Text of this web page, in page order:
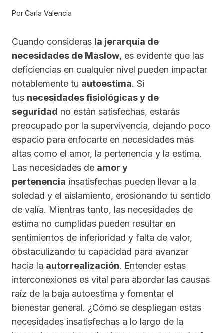
PorCarla Valencia
Cuando consideras la jerarquía de
necesidades de Maslow, es evidente que las
deficiencias en cualquier nivel pueden impactar
notablemente tu autoestima. Si
tus necesidades fisiológicas y de
seguridad no están satisfechas, estarás
preocupado por la supervivencia, dejando poco
espacio para enfocarte en necesidades más
altas como el amor, la pertenencia y la estima.
Las necesidades de amor y
pertenencia insatisfechas pueden llevar a la
soledad y el aislamiento, erosionando tu sentido
de valía. Mientras tanto, las necesidades de
estima no cumplidas pueden resultar en
sentimientos de inferioridad y falta de valor,
obstaculizando tu capacidad para avanzar
hacia la autorrealización. Entender estas
interconexiones es vital para abordar las causas
raíz de la baja autoestima y fomentar el
bienestar general. ¿Cómo se despliegan estas
necesidades insatisfechas a lo largo de la